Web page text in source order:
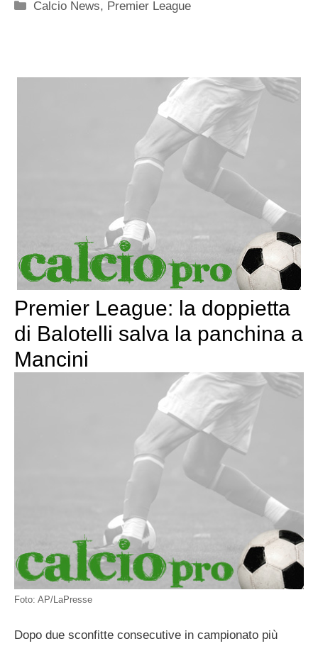
Categorie
Calcio News, Premier League
Premier League: la doppietta
di Balotelli salva la panchina a
Mancini
Foto: AP/LaPresse
Dopo due sconfitte consecutive in campionato più